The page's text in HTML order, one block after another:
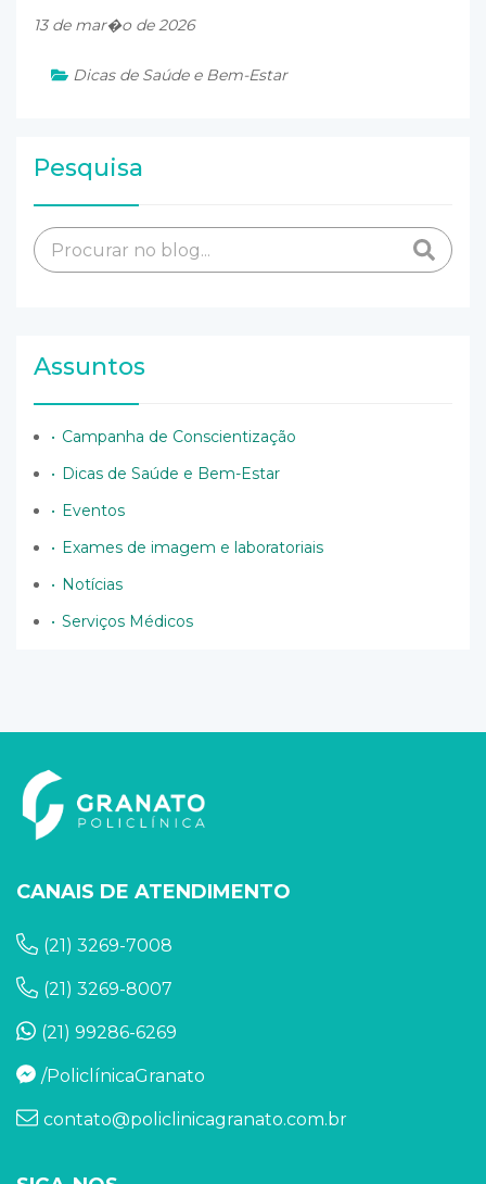
13 de mar�o de 2026
Dicas de Saúde e Bem-Estar
Pesquisa
Assuntos
Campanha de Conscientização
Dicas de Saúde e Bem-Estar
Eventos
Exames de imagem e laboratoriais
Notícias
Serviços Médicos
CANAIS DE ATENDIMENTO
(21) 3269-7008
(21) 3269-8007
(21) 99286-6269
/PoliclínicaGranato
contato@policlinicagranato.com.br